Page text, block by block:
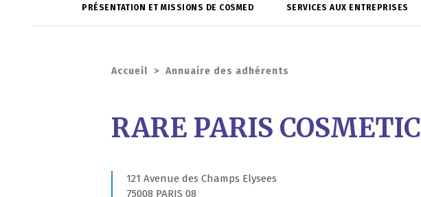
PRÉSENTATION ET MISSIONS DE COSMED SERVICES AUX ENTREPRISES
Accueil > Annuaire des adhérents
RARE PARIS
121 Avenue des Champs Elysees
75008 PARIS 08